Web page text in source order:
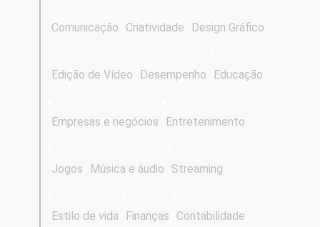
Comunicação Criatividade Design Gráfico
Edição de Vídeo Desempenho Educação
Empresas e negócios Entretenimento
Jogos Música e áudio Streaming
Estilo de vida Finanças Contabilidade